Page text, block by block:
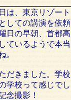
は、東京リゾート
しての講演を依頼
日の早朝、首都高
ているようで本当
。
だきました。学校
学校って感じでし
念撮影！